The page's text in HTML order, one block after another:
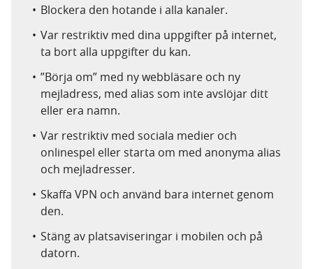
Blockera den hotande i alla kanaler.
Var restriktiv med dina uppgifter på internet,
ta bort alla uppgifter du kan.
”Börja om” med ny webbläsare och ny
mejladress, med alias som inte avslöjar ditt
eller era namn.
Var restriktiv med sociala medier och
onlinespel eller starta om med anonyma alias
och mejladresser.
Skaffa VPN och använd bara internet genom
den.
Stäng av platsaviseringar i mobilen och på
datorn.